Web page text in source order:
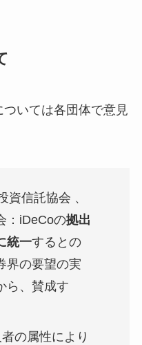
いては各団体で意見
資信託協会 、
：iDeCoの拠出
統一するとの
界の要望の実
ら、賛成す
の属性により